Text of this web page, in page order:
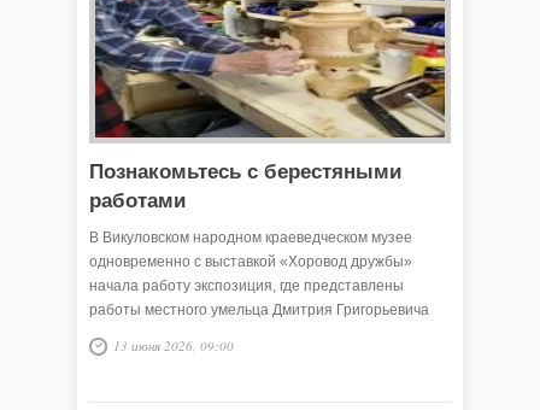
Познакомьтесь с берестяными
работами
В Викуловском народном краеведческом музее
одновременно с выставкой «Хоровод дружбы»
начала работу экспозиция, где представлены
работы местного умельца Дмитрия Григорьевича
Гилева. Ещё в 2016 году мастер подарил музею
целую коллекцию изделий из бересты и уникальные
13 июня 2026, 09:00